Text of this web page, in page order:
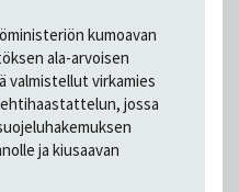
kumoavan
ala-arvoisen
valmistellut virkamies
jossa
ja kiusaavan